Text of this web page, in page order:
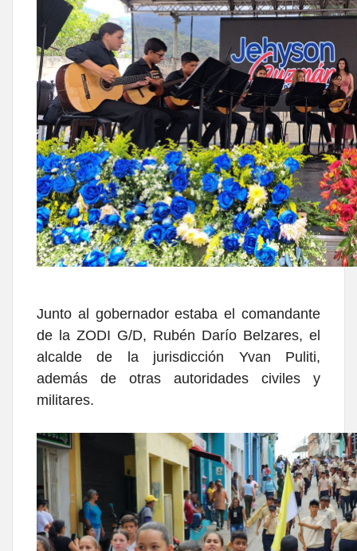
Junto al gobernador estaba el comandante
de la ZODI G/D, Rubén Darío Belzares, el
alcalde de la jurisdicción Yvan Puliti,
además de otras autoridades civiles y
militares.